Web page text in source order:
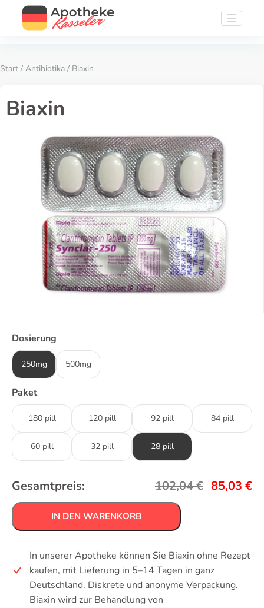
Start / Antibiotika / Biaxin
Biaxin
Dosierung
250mg 500mg
Paket
180 pill 120 pill 92 pill 84 pill
60 pill 32 pill 28 pill
Gesamtpreis: 102,04€ 85,03 €
IN DEN WARENKORB
In unserer Apotheke können Sie Biaxin ohne Rezept
kaufen, mit Lieferung in 5–14 Tagen in ganz
Deutschland. Diskrete und anonyme Verpackung.
Biaxin wird zur Behandlung von